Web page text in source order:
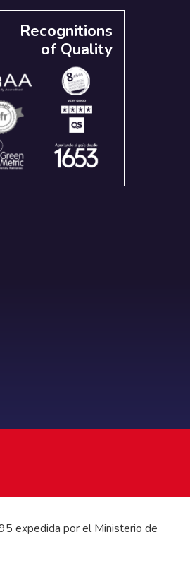
Recognitions
of Quality
expedida por el Ministerio de